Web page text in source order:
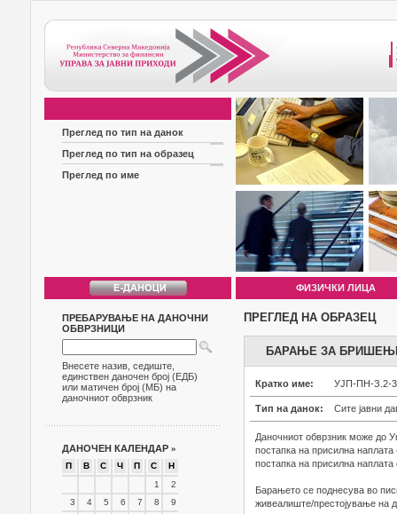
Преглед по тип на данок
Преглед по тип на образец
Преглед по име
ФИЗИЧКИ ЛИЦА
ПРЕБАРУВАЊЕ НА ДАНОЧНИ
ОБВРЗНИЦИ
Внесете назив, седиште,
единствен даночен број (ЕДБ)
или матичен број (МБ) на
даночниот обврзник
ДАНОЧЕН КАЛЕНДАР »
П В С Ч П С
Н
1
2
3
4 5 6 7 8
9
ПРЕГЛЕД НА ОБРАЗЕЦ
БАРАЊЕ ЗА
Кратко име: УЈП-ПН-З.2-
Тип на данок: Сите јавни
Даночниот обврзник може до
постапка на присилна
постапка на присилна
Барањето се поднесува во
живеалиште/престојување на